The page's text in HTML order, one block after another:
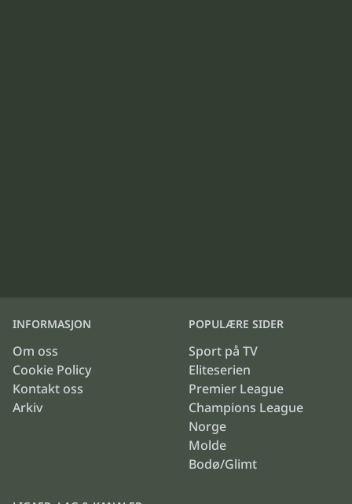
INFORMASJON
Om oss
Cookie Policy
Kontakt oss
Arkiv
POPULÆRE SIDER
Sport på TV
Eliteserien
Premier League
Champions League
Norge
Molde
Bodø/Glimt